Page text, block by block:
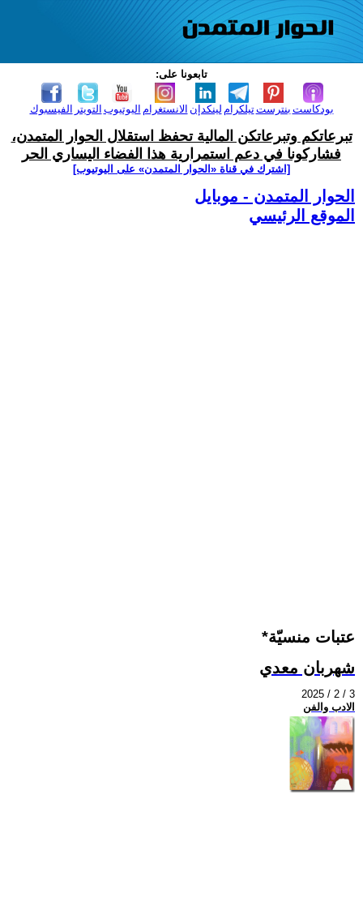
تابعونا على:
الفيسبوك التويتر اليوتيوب الانستغرام لينكدإن تيلكرامبنترست بودكاست
تبرعاتكم وتبرعاتكن المالية تحفظ استقلال الحوار المتمدن،
فشاركونا في دعم استمرارية هذا الفضاء اليساري الحر
[اشترك في قناة ‫«الحوار المتمدن» على اليوتيوب]
الحوار المتمدن - موبايل
الموقع الرئيسي
*عتبات منسيّة
شهربان معدي
2025 / 2 / 3
الادب والفن